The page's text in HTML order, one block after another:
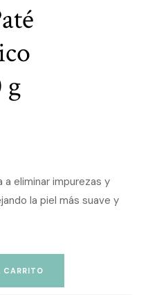
g
eliminar impurezas y
la piel más suave y
CARRITO